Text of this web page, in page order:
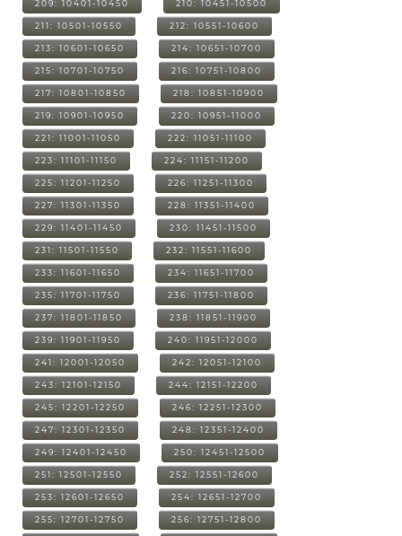
209: 10401-10450 210: 10451-10500
211: 10501-10550 212: 10551-10600
213: 10601-10650 214: 10651-10700
215: 10701-10750 216: 10751-10800
217: 10801-10850 218: 10851-10900
219: 10901-10950 220: 10951-11000
221: 11001-11050 222: 11051-11100
223: 11101-11150 224: 11151-11200
225: 11201-11250 226: 11251-11300
227: 11301-11350 228: 11351-11400
229: 11401-11450 230: 11451-11500
231: 11501-11550 232: 11551-11600
233: 11601-11650 234: 11651-11700
235: 11701-11750 236: 11751-11800
237: 11801-11850 238: 11851-11900
239: 11901-11950 240: 11951-12000
241: 12001-12050 242: 12051-12100
243: 12101-12150 244: 12151-12200
245: 12201-12250 246: 12251-12300
247: 12301-12350 248: 12351-12400
249: 12401-12450 250: 12451-12500
251: 12501-12550 252: 12551-12600
253: 12601-12650 254: 12651-12700
255: 12701-12750 256: 12751-12800